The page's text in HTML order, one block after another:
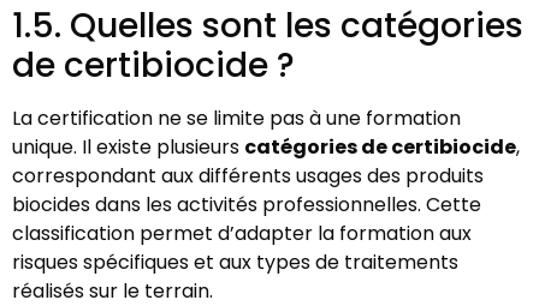
1.5. Quelles sont les catégories
de certibiocide ?
La certification ne se limite pas à une formation
unique. Il existe plusieurs catégories de certibiocide,
correspondant aux différents usages des produits
biocides dans les activités professionnelles. Cette
classification permet d’adapter la formation aux
risques spécifiques et aux types de traitements
réalisés sur le terrain.